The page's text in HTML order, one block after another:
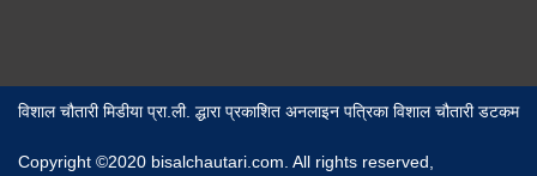
विशाल चौतारी मिडीया प्रा.ली. द्धारा प्रकाशित अनलाइन पत्रिका विशाल चौतारी डटकम
Copyright ©2020 bisalchautari.com. All rights reserved,